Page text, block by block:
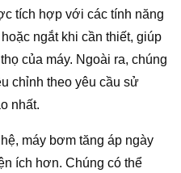
tích hợp với các tính năng
ngắt khi cần thiết, giúp
của máy. Ngoài ra, chúng
chỉnh theo yêu cầu sử
nhất.
máy bơm tăng áp ngày
ích hơn. Chúng có thể